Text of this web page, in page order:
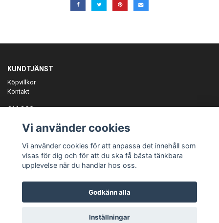
KUNDTJÄNST
Köpvillkor
Kontakt
OM OSS
ANMÄL DIG TILL VÅRT NYHETSBREV
Prenumerera
© Copyright Teamgear
Vi använder cookies
Vi använder cookies för att anpassa det innehåll som
visas för dig och för att du ska få bästa tänkbara
upplevelse när du handlar hos oss.
Godkänn alla
Inställningar